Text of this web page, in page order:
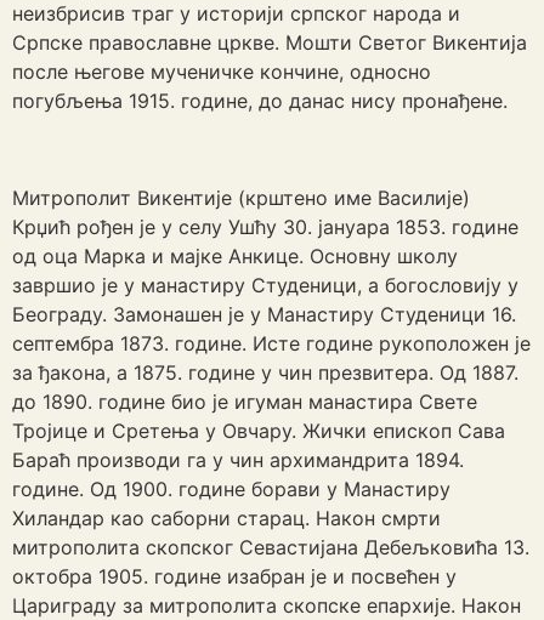
неизбрисив траг у историји српског народа и
Српске православне цркве. Мошти Светог Викентија
после његове мученичке кончине, односно
погубљења 1915. године, до данас нису пронађене.
Митрополит Викентије (крштено име Василије)
Крџић рођен је у селу Ушћу 30. јануара 1853. године
од оца Марка и мајке Анкице. Основну школу
завршио је у манастиру Студеници, а богословију у
Београду. Замонашен је у Манастиру Студеници 16.
септембра 1873. године. Исте године рукоположен је
за ђакона, а 1875. године у чин презвитера. Од 1887.
до 1890. године био је игуман манастира Свете
Тројице и Сретења у Овчару. Жички епископ Сава
Бараћ производи га у чин архимандрита 1894.
године. Од 1900. године борави у Манастиру
Хиландар као саборни старац. Након смрти
митрополита скопског Севастијана Дебељковића 13.
октобра 1905. године изабран је и посвећен у
Цариграду за митрополита скопске епархије. Након